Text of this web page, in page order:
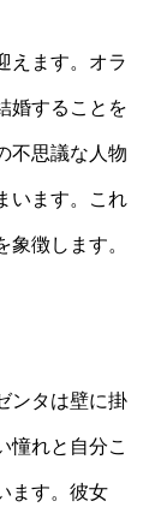
えます。オラ
婚することを
不思議な人物
います。これ
徴します。
ンタは壁に掛
憧れと自分こ
ます。彼女